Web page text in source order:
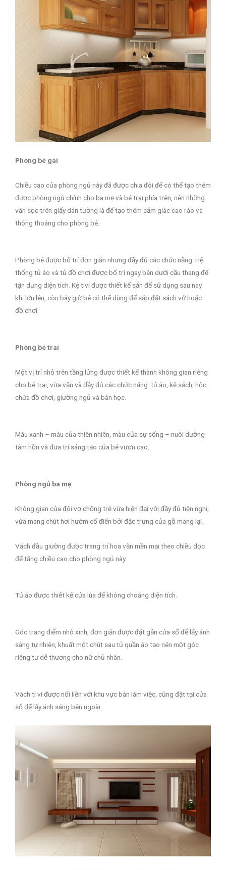
Phòng bé gái
Chiều cao của phòng ngủ này đã được chia đôi để có thể tạo thêm
được phòng ngủ chính cho ba mẹ và bé trai phía trên, nên những
vân sọc trên giấy dán tường là để tạo thêm cảm giác cao ráo và
thông thoáng cho phòng bé.
Phòng bé được bố trí đơn giản nhưng đầy đủ các chức năng. Hệ
thống tủ áo và tủ đồ chơi được bố trí ngay bên dưới cầu thang để
tận dụng diện tích. Kệ tivi được thiết kế sẵn để sử dụng sau này
khi lớn lên, còn bây giờ bé có thể dùng để sắp đặt sách vở hoặc
đồ chơi.
Phòng bé trai
Một vị trí nhỏ trên tầng lửng được thiết kế thành không gian riêng
cho bé trai, vừa vặn và đầy đủ các chức năng: tủ áo, kệ sách, hộc
chứa đồ chơi, giường ngủ và bàn học.
Màu xanh – màu của thiên nhiên, màu của sự sống – nuôi dưỡng
tâm hồn và đưa trí sáng tạo của bé vươn cao.
Phòng ngủ ba mẹ
Không gian của đôi vợ chồng trẻ vừa hiện đại với đầy đủ tiện nghi,
vừa mang chút hơi hướm cổ điển bởi đặc trưng của gỗ mang lại.
Vách đầu giường được trang trí hoa văn mền mại theo chiều dọc
để tăng chiều cao cho phòng ngủ này.
Tủ áo được thiết kế cửa lùa để không choáng diện tích.
Góc trang điểm nhỏ xinh, đơn giản được đặt gần cửa sổ để lấy ánh
sáng tự nhiên, khuất một chút sau tủ quần áo tạo nên một góc
riêng tư dễ thương cho nữ chủ nhân.
Vách ti vi được nối liền với khu vực bàn làm việc, cũng đặt tại cửa
sổ để lấy ánh sáng bên ngoài.